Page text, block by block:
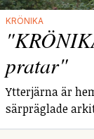
KRÖNIKA
pratar"
Ytterjärna är
särpräglade